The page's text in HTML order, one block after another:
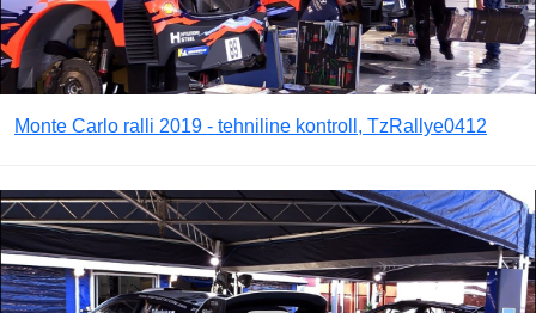
Monte Carlo ralli 2019 - tehniline kontroll, TzRallye0412